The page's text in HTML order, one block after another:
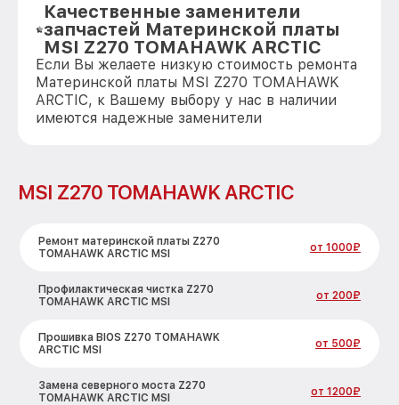
Качественные заменители
запчастей Материнской платы
MSI Z270 TOMAHAWK ARCTIC
Если Вы желаете низкую стоимость ремонта
Материнской платы MSI Z270 TOMAHAWK
ARCTIC, к Вашему выбору у нас в наличии
имеются надежные заменители
MSI Z270 TOMAHAWK ARCTIC
Ремонт материнской платы Z270
TOMAHAWK ARCTIC MSI
от 1000₽
Профилактическая чистка Z270
TOMAHAWK ARCTIC MSI
от 200₽
Прошивка BIOS Z270 TOMAHAWK
ARCTIC MSI
от 500₽
Замена северного моста Z270
TOMAHAWK ARCTIC MSI
от 1200₽